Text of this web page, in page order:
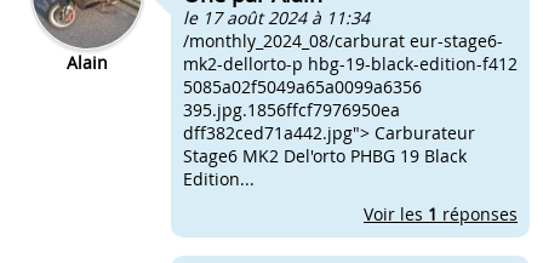
Alain
le 17 août 2024 à 11:34
/monthly_2024_08/carburat eur-stage6-
mk2-dellorto-p hbg-19-black-edition-f412
5085a02f5049a65a0099a6356
395.jpg.1856ffcf7976950ea
dff382ced71a442.jpg"> Carburateur
Stage6 MK2 Del'orto PHBG 19 Black
Edition...
Voir les 1 réponses